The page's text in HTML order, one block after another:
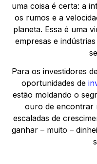
uma coisa é certa: a
os rumos e a
planeta. Essa é uma
empresas e
Para os investidores
oportunidades de
estão moldando o
ouro de encontrar
escaladas de
ganhar – muito –